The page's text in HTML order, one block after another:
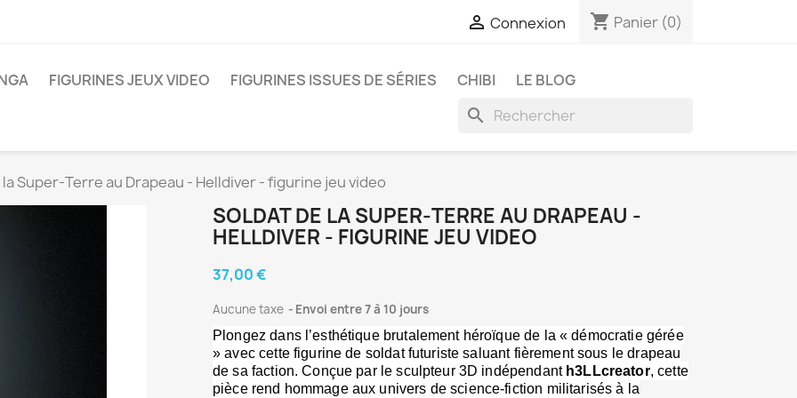
 Connexion shopping_cart Panier (0)
FIGURINES JEUX VIDEO FIGURINES ISSUES DE SÉRIES CHIBI LE BLOG
search
Super‑Terre au Drapeau - Helldiver - figurine jeu video
SOLDAT DE LA SUPER‑TERRE AU DRAPEAU -
HELLDIVER - FIGURINE JEU VIDEO
37,00 €
Aucune taxe Envoi entre 7 à 10 jours
Plongez dans l’esthétique brutalement héroïque de la « démocratie gérée
» avec cette figurine de soldat futuriste saluant fièrement sous le drapeau
de sa faction. Conçue par le sculpteur 3D indépendant h3LLcreator, cette
pièce rend hommage aux univers de science‑fiction militarisés à la